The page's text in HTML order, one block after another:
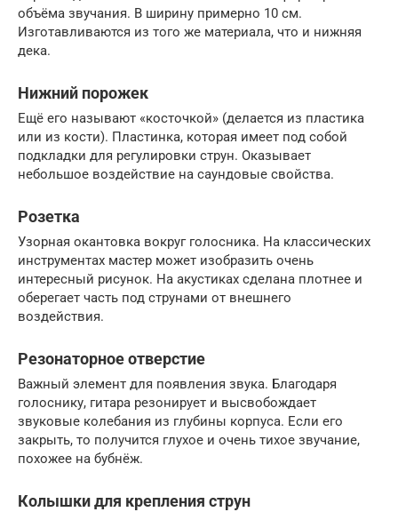
объёма звучания. В ширину примерно 10 см.
Изготавливаются из того же материала, что и нижняя
дека.
Нижний порожек
Ещё его называют «косточкой» (делается из пластика
или из кости). Пластинка, которая имеет под собой
подкладки для регулировки струн. Оказывает
небольшое воздействие на саундовые свойства.
Розетка
Узорная окантовка вокруг голосника. На классических
инструментах мастер может изобразить очень
интересный рисунок. На акустиках сделана плотнее и
оберегает часть под струнами от внешнего
воздействия.
Резонаторное отверстие
Важный элемент для появления звука. Благодаря
голоснику, гитара резонирует и высвобождает
звуковые колебания из глубины корпуса. Если его
закрыть, то получится глухое и очень тихое звучание,
похожее на бубнёж.
Колышки для крепления струн